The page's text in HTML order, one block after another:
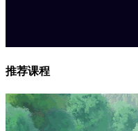
推荐课程